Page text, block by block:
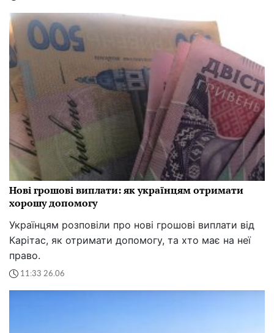
Нові грошові виплати: як українцям отримати
хорошу допомогу
Українцям розповіли про нові грошові виплати від
Карітас, як отримати допомогу, та хто має на неї
право.
11:33 26.06